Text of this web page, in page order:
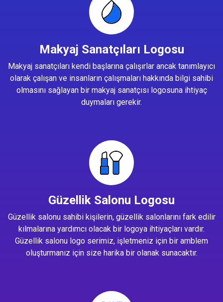
Makyaj Sanatçıları Logosu
Makyaj sanatçıları kendi başlarına çalışırlar ancak tanımlayıcı
olarak çalışan ve insanların çalışmaları hakkında bilgi sahibi
olmasını sağlayan bir makyaj sanatçısı logosuna ihtiyaç
duymaları gerekir.
Güzellik Salonu Logosu
Güzellik salonu sahibi kişilerin, güzellik salonlarını fark edilir
kılmalarına yardımcı olacak bir logoya ihtiyaçları vardır.
Güzellik salonu logo serimiz, işletmeniz için bir amblem
oluşturmanız için size harika bir olanak sunacaktır.